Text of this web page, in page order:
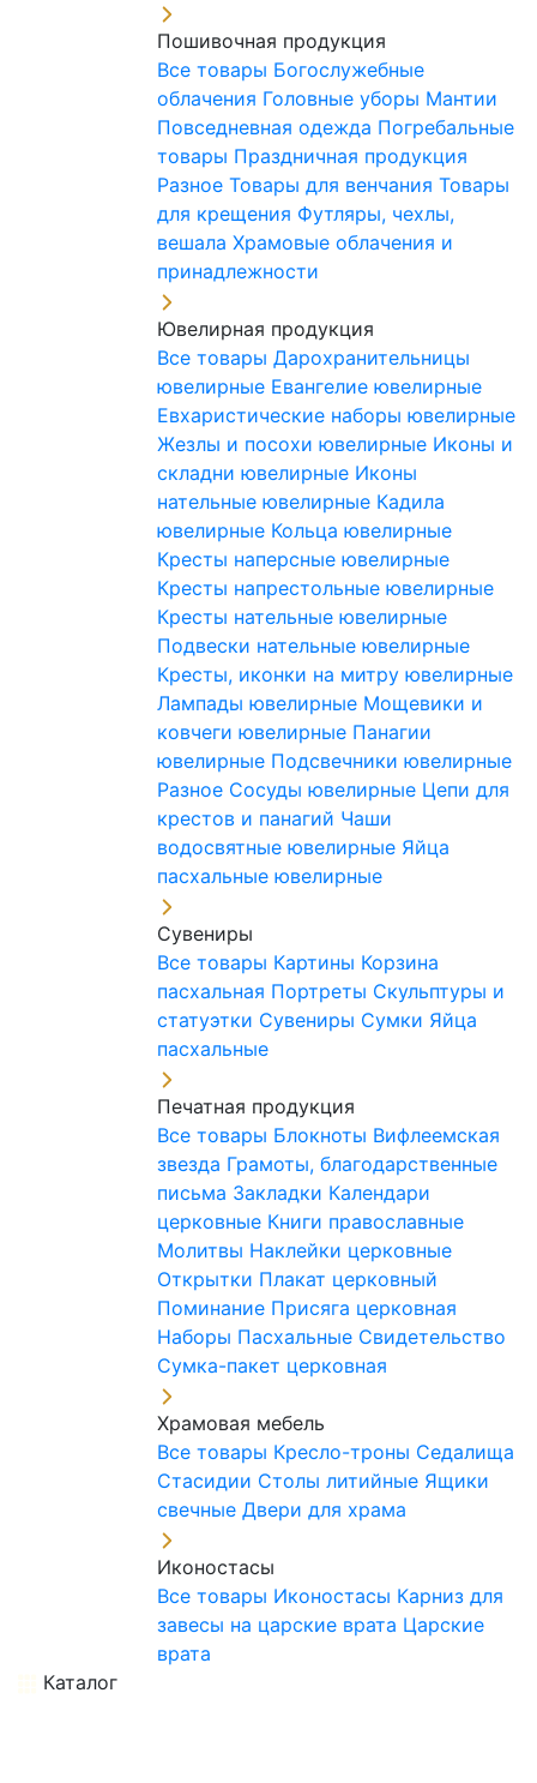
Пошивочная продукция
Все товары Богослужебные
облачения Головные уборы Мантии
Повседневная одежда Погребальные
товары Праздничная продукция
Разное Товары для венчания Товары
для крещения Футляры, чехлы,
вешала Храмовые облачения и
принадлежности
Ювелирная продукция
Все товары Дарохранительницы
ювелирные Евангелие ювелирные
Евхаристические наборы ювелирные
Жезлы и посохи ювелирные Иконы и
складни ювелирные Иконы
нательные ювелирные Кадила
ювелирные Кольца ювелирные
Кресты наперсные ювелирные
Кресты напрестольные ювелирные
Кресты нательные ювелирные
Подвески нательные ювелирные
Кресты, иконки на митру ювелирные
Лампады ювелирные Мощевики и
ковчеги ювелирные Панагии
ювелирные Подсвечники ювелирные
Разное Сосуды ювелирные Цепи для
крестов и панагий Чаши
водосвятные ювелирные Яйца
пасхальные ювелирные
Сувениры
Все товары Картины Корзина
пасхальная Портреты Скульптуры и
статуэтки Сувениры Сумки Яйца
пасхальные
Печатная продукция
Все товары Блокноты Вифлеемская
звезда Грамоты, благодарственные
письма Закладки Календари
церковные Книги православные
Молитвы Наклейки церковные
Открытки Плакат церковный
Поминание Присяга церковная
Наборы Пасхальные Свидетельство
Сумка-пакет церковная
Храмовая мебель
Все товары Кресло-троны Седалища
Стасидии Столы литийные Ящики
свечные Двери для храма
Иконостасы
Все товары Иконостасы Карниз для
завесы на царские врата Царские
врата
Каталог